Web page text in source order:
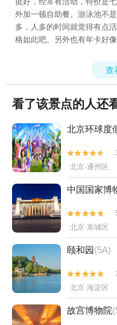
外加一顿自助餐。游泳池不
多，人多的时间就觉得有点
格如此吧。另外也有年卡好像
查
看了该景点的人还
北京环球度


北京·通州区
中国国家博


北京·东城区
颐和园(5A)


北京·海淀区
故宫博物院